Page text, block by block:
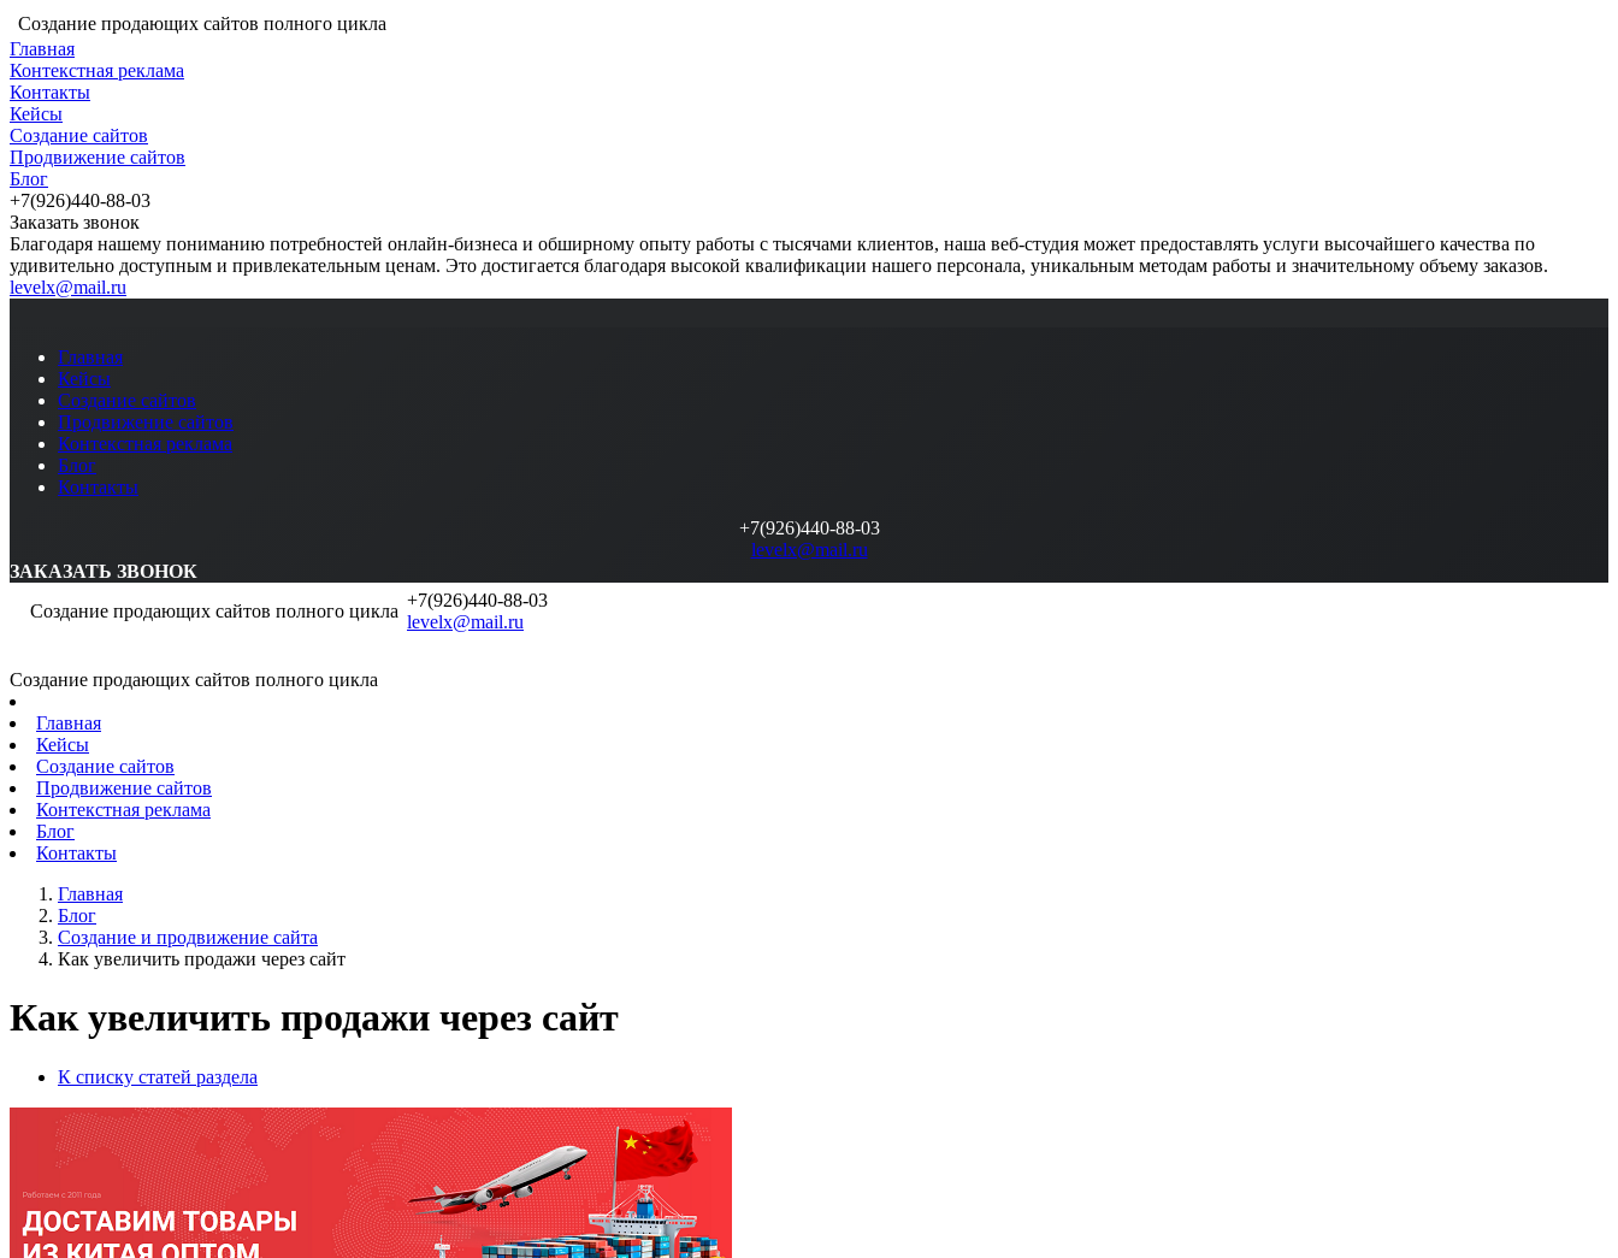
Создание продающих сайтов полного цикла
Главная
Контекстная реклама
Контакты
Кейсы
Создание сайтов
Продвижение сайтов
Блог
+7(926)440-88-03
Заказать звонок
Благодаря нашему пониманию потребностей онлайн-бизнеса и обширному опыту работы с тысячами клиентов, наша веб-студия может предоставлять услуги высочайшего качества по
удивительно доступным и привлекательным ценам. Это достигается благодаря высокой квалификации нашего персонала, уникальным методам работы и значительному объему заказов.
levelx@mail.ru
Главная
Кейсы
Создание сайтов
Продвижение сайтов
Контекстная реклама
Блог
Контакты
+7(926)440-88-03
levelx@mail.ru
ЗАКАЗАТЬ ЗВОНОК
Создание продающих сайтов полного цикла
+7(926)440-88-03
levelx@mail.ru
Создание продающих сайтов полного цикла
Главная
Кейсы
Создание сайтов
Продвижение сайтов
Контекстная реклама
Блог
Контакты
Главная
Блог
Создание и продвижение сайта
Как увеличить продажи через сайт
Как увеличить продажи через сайт
К списку статей раздела